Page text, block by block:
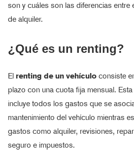
son y cuáles son las diferencias
de alquiler.
¿Qué es un renting?
El renting de un vehículo consiste
plazo con una cuota fija mensual.
incluye todos los gastos que se
mantenimiento del vehículo mientras
gastos como alquiler, revisiones,
seguro e impuestos.